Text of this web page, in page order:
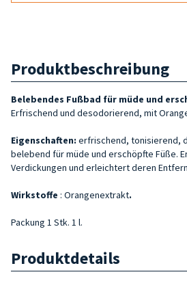
Produktbeschreibung
Belebendes Fußbad für müde und
Erfrischend und desodorierend, mit
Eigenschaften: erfrischend, tonisierend,
belebend für müde und erschöpfte Füße.
Verdickungen und erleichtert deren
Wirkstoffe : Orangenextrakt.
Packung 1 Stk. 1 l.
Produktdetails